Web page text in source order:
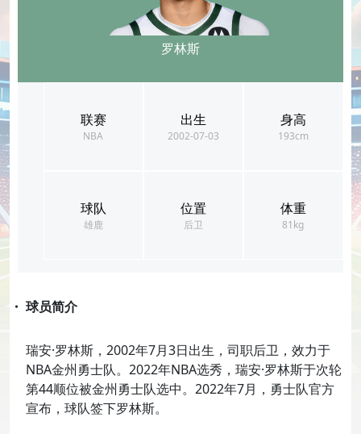
罗林斯
联赛
NBA
出生
2002-07-03
身高
193cm
球队
雄鹿
位置
后卫
体重
81kg
・ 球员简介
瑞安·罗林斯，2002年7月3日出生，司职后卫，效力于
NBA金州勇士队。2022年NBA选秀，瑞安·罗林斯于次轮
第44顺位被金州勇士队选中。2022年7月，勇士队官方
宣布，球队签下罗林斯。